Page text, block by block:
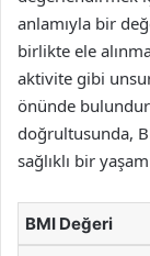
anlamıyla bir
birlikte ele
aktivite gibi
önünde
doğrultusunda,
sağlıklı bir
BMI Değeri